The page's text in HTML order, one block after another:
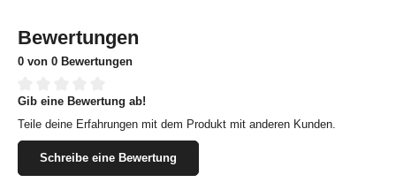
Bewertungen
0 von 0 Bewertungen
Durchschnittliche Bewertung von 0 von 5 Sternen
Gib eine Bewertung ab!
Teile deine Erfahrungen mit dem Produkt mit anderen Kunden.
Schreibe eine Bewertung